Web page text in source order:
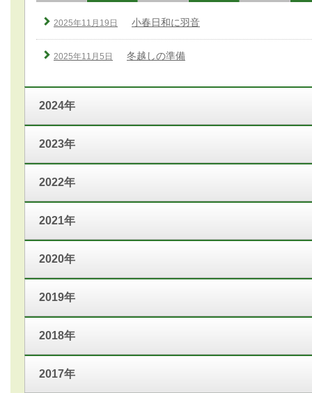
2025年11月19日 小春日和に羽音
2025年11月5日 冬越しの準備
2024年
2023年
2022年
2021年
2020年
2019年
2018年
2017年